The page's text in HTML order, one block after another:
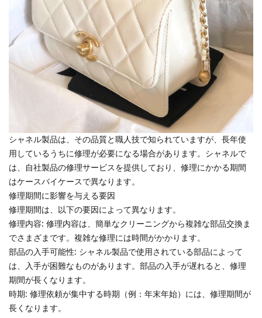
シャネル製品は、その品質と職人技で知られていますが、長年使
用しているうちに修理が必要になる場合があります。シャネルで
は、自社製品の修理サービスを提供しており、修理にかかる期間
はケースバイケースで異なります。
修理期間に影響を与える要因
修理期間は、以下の要因によって異なります。
修理内容: 修理内容は、簡単なクリーニングから複雑な部品交換ま
でさまざまです。複雑な修理には時間がかかります。
部品の入手可能性: シャネル製品で使用されている部品によって
は、入手が困難なものがあります。部品の入手が遅れると、修理
期間が長くなります。
時期: 修理依頼が集中する時期（例：年末年始）には、修理期間が
長くなります。